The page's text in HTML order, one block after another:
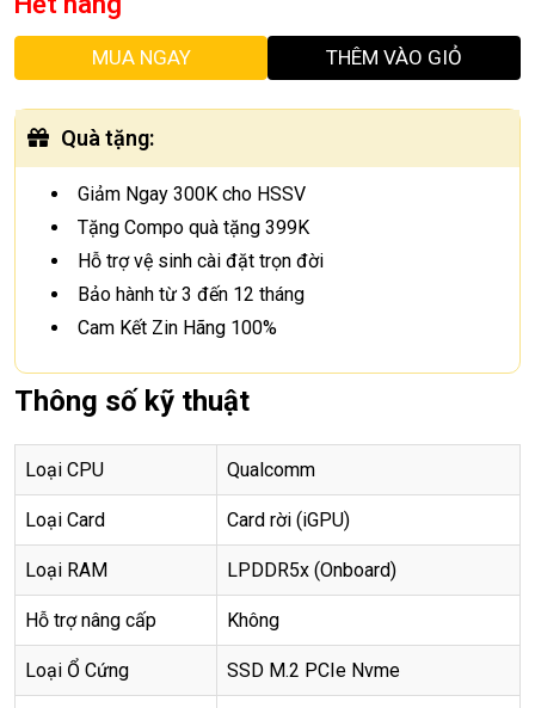
MUA NGAY THÊM VÀO GIỎ
Quà tặng:
Giảm Ngay 300K cho HSSV
Tặng Compo quà tặng 399K
Hỗ trợ vệ sinh cài đặt trọn đời
Bảo hành từ 3 đến 12 tháng
Cam Kết Zin Hãng 100%
Thông số kỹ thuật
Loại CPU Qualcomm
Loại Card Card rời (iGPU)
Loại RAM LPDDR5x (Onboard)
Hỗ trợ nâng cấp Không
Loại Ổ Cứng SSD M.2 PCIe Nvme